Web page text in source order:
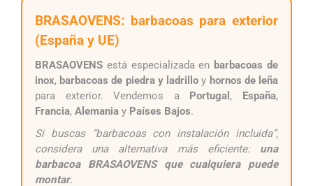
BRASAOVENS: barbacoas para exterior
(España y UE)
BRASAOVENS está especializada en barbacoas de
inox, barbacoas de piedra y ladrillo y hornos de leña
para exterior. Vendemos a Portugal , España,
Francia, Alemania y Países Bajos.
Si buscas “barbacoas con instalación incluida”,
considera una alternativa más eficiente: una
barbacoa BRASAOVENS que cualquiera puede
montar.